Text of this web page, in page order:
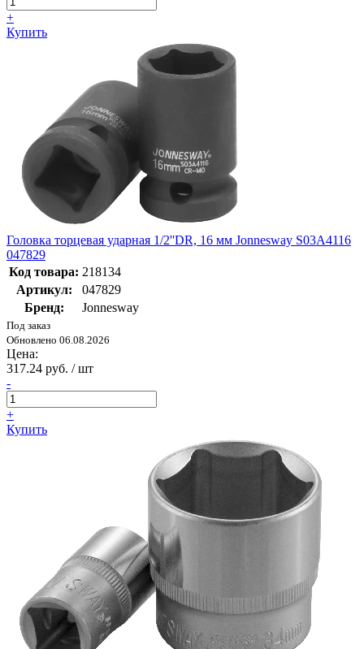
+
Купить
Головка торцевая ударная 1/2''DR, 16 мм Jonnesway S03A4116
047829
Код товара: 218134
Артикул:
047829
Бренд:
Jonnesway
Под заказ
Обновлено 06.08.2026
Цена:
317.24 руб. / шт
-
+
Купить